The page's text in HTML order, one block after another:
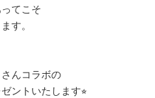
てこそ
す。
んコラボの
ントいたします⭐︎